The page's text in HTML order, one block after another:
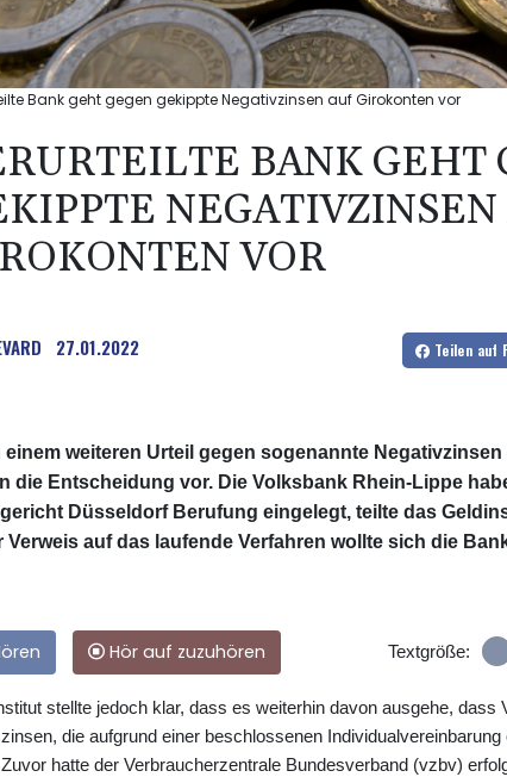
Bank geht gegen gekippte Negativzinsen auf Girokonten vor
BANK GEHT
VOR
27.01.2022 Teilen auf
einem weiteren Urteil gegen sogenannte
die Entscheidung vor. Die Volksbank Rhein-Lippe
Düsseldorf Berufung eingelegt, teilte das
Verweis auf das laufende Verfahren wollte sich die
Hör auf zuzuhören Textgröße:
stellte jedoch klar, dass es weiterhin davon ausgehe, dass
die aufgrund einer beschlossenen
hatte der Verbraucherzentrale Bundesverband (vzbv)